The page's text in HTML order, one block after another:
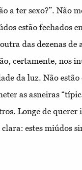
a ter sexo?”. Não
estão fechados
das dezenas de
certamente, nos
da luz. Não
as asneiras
Longe de querer
estes miúdos